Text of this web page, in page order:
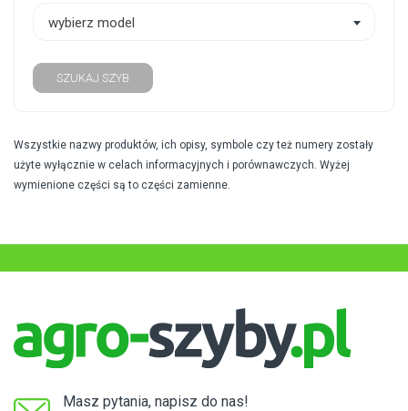
wybierz model
SZUKAJ SZYB
Wszystkie nazwy produktów, ich opisy, symbole czy też numery zostały
użyte wyłącznie w celach informacyjnych i porównawczych. Wyżej
wymienione części są to części zamienne.
Masz pytania, napisz do nas!